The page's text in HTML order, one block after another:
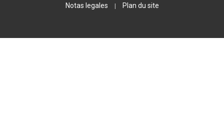
Notas legales Plan du site